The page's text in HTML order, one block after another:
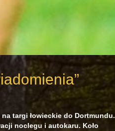
targi łowieckie do Dortmundu.
noclegu i autokaru. Koło